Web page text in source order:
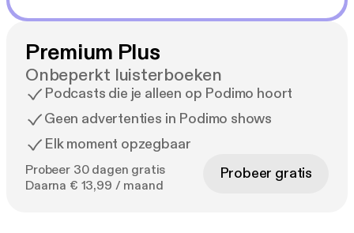
Premium Plus
Onbeperkt luisterboeken
Podcasts die je alleen op Podimo hoort
Geen advertenties in Podimo shows
Elk moment opzegbaar
Probeer 30 dagen gratis
Daarna € 13,99 / maand
Probeer gratis